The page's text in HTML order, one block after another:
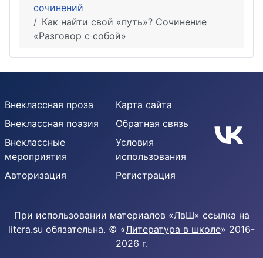
сочинений
Как найти свой «путь»? Сочинение
«Разговор с собой»
Внеклассная проза
Внеклассная поэзия
Внеклассные
мероприятия
Авторизация
Карта сайта
Обратная связь
Условия
использования
Регистрация
При использовании материалов «ЛвШ» ссылка на
litera.su обязательна. © «Литература в школе» 2016-
2026 г.